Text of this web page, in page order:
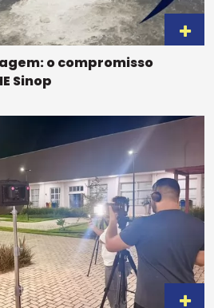
o compromisso
Sinop